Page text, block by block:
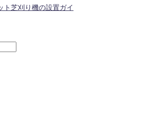
ト芝刈り機の設置ガイ